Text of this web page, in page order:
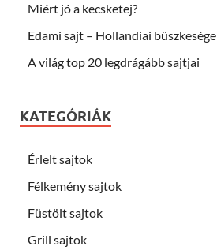
Miért jó a kecsketej?
Edami sajt – Hollandiai büszkesége
A világ top 20 legdrágább sajtjai
KATEGÓRIÁK
Érlelt sajtok
Félkemény sajtok
Füstölt sajtok
Grill sajtok